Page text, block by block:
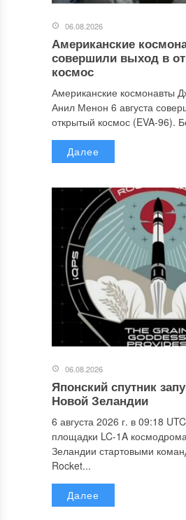
06.08.2026
Американские
совершили выход в
космос
Американские космонавты
Анил Менон 6 августа
открытый космос (EVA-96).
Далее
06.08.2026
Японский спутник
Новой Зеландии
6 августа 2026 г. в 09:18
площадки LC-1A
Зеландии стартовыми
Rocket...
Далее